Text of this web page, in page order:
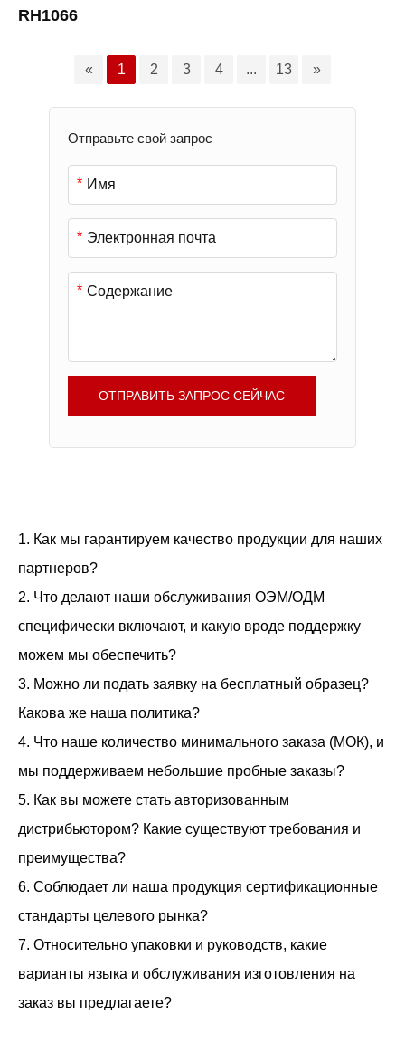
Отправьте свой запрос
*
*
*
ОТПРАВИТЬ ЗАПРОС СЕЙЧАС
RH1066
« 1 2 3 4 ... 13 »
1. Как мы гарантируем качество продукции для наших
партнеров?
2. Что делают наши обслуживания ОЭМ/ОДМ
специфически включают, и какую вроде поддержку
можем мы обеспечить?
3. Можно ли подать заявку на бесплатный образец?
Какова же наша политика?
4. Что наше количество минимального заказа (МОК), и
мы поддерживаем небольшие пробные заказы?
5. Как вы можете стать авторизованным
дистрибьютором? Какие существуют требования и
преимущества?
6. Соблюдает ли наша продукция сертификационные
стандарты целевого рынка?
7. Относительно упаковки и руководств, какие
варианты языка и обслуживания изготовления на
заказ вы предлагаете?